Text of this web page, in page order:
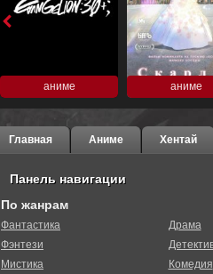
аниме аниме
Главная Аниме Хентай
Панель навигации
По жанрам
Фантастика
Фэнтези
Мистика
Драма
Комедия